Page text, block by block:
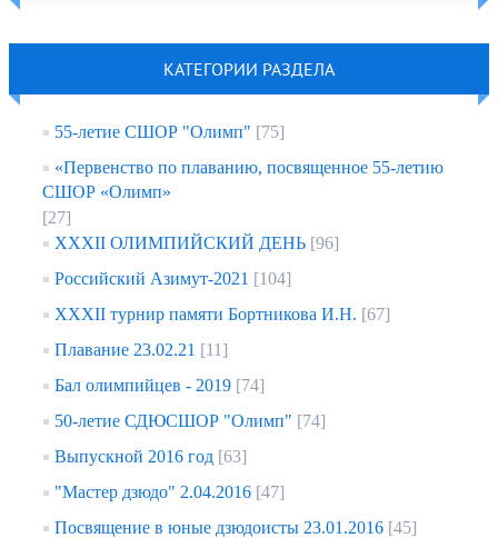
КАТЕГОРИИ РАЗДЕЛА
55-летие СШОР "Олимп" [75]
«Первенство по плаванию, посвященное 55-летию
СШОР «Олимп»
[27]
XXXII ОЛИМПИЙСКИЙ ДЕНЬ [96]
Российский Азимут-2021 [104]
XXXII турнир памяти Бортникова И.Н. [67]
Плавание 23.02.21 [11]
Бал олимпийцев - 2019 [74]
50-летие СДЮСШОР "Олимп" [74]
Выпускной 2016 год [63]
"Мастер дзюдо" 2.04.2016 [47]
Посвящение в юные дзюдоисты 23.01.2016 [45]